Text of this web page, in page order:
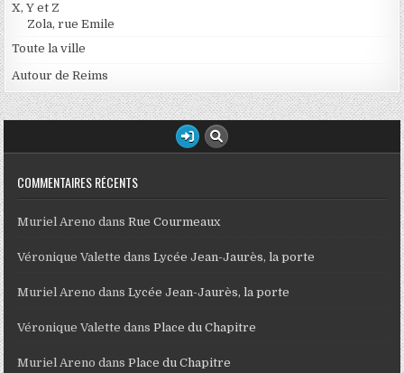
X, Y et Z
Zola, rue Emile
Toute la ville
Autour de Reims
COMMENTAIRES RÉCENTS
Muriel Areno dansRue Courmeaux
Véronique Valette dansLycée Jean-Jaurès, la porte
Muriel Areno dansLycée Jean-Jaurès, la porte
Véronique Valette dansPlace du Chapitre
Muriel Areno dansPlace du Chapitre